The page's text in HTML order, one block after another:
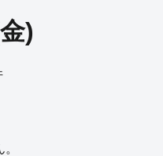
金)